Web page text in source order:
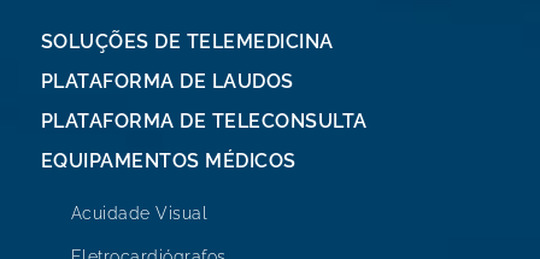
SOLUÇÕES DE TELEMEDICINA
PLATAFORMA DE LAUDOS
PLATAFORMA DE TELECONSULTA
EQUIPAMENTOS MÉDICOS
Acuidade Visual